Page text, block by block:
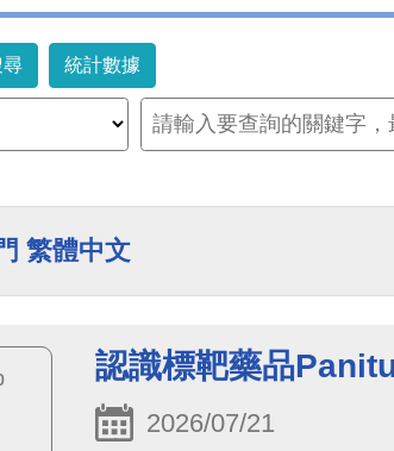
統計數據
繁體中文
認識標靶藥品
2026/07/21